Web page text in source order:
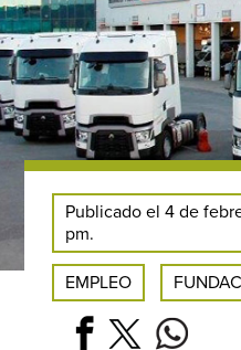
Publicado el 4 de
pm.
EMPLEO